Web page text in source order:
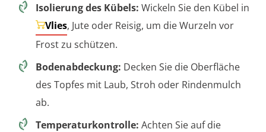
Isolierung des Kübels: Wickeln Sie den Kübel in
Vlies, Jute oder Reisig, um die Wurzeln vor
Frost zu schützen.
Bodenabdeckung: Decken Sie die Oberfläche
des Topfes mit Laub, Stroh oder Rindenmulch
ab.
Temperaturkontrolle: Achten Sie auf die